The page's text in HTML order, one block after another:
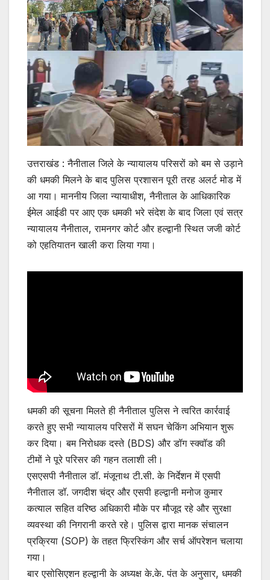
उत्तराखंड : नैनीताल जिले के न्यायालय परिसरों को बम से उड़ाने
की धमकी मिलने के बाद पुलिस प्रशासन पूरी तरह अलर्ट मोड में
आ गया। माननीय जिला न्यायाधीश, नैनीताल के आधिकारिक
ईमेल आईडी पर आए एक धमकी भरे संदेश के बाद जिला एवं सत्र
न्यायालय नैनीताल, रामनगर कोर्ट और हल्द्वानी स्थित जजी कोर्ट
को एहतियातन खाली करा लिया गया।
धमकी की सूचना मिलते ही नैनीताल पुलिस ने त्वरित कार्रवाई
करते हुए सभी न्यायालय परिसरों में सघन चेकिंग अभियान शुरू
कर दिया। बम निरोधक दस्ते (BDS) और डॉग स्क्वॉड की
टीमों ने पूरे परिसर की गहन तलाशी ली।
एसएसपी नैनीताल डॉ. मंजूनाथ टी.सी. के निर्देशन में एसपी
नैनीताल डॉ. जगदीश चंद्र और एसपी हल्द्वानी मनोज कुमार
कत्याल सहित वरिष्ठ अधिकारी मौके पर मौजूद रहे और सुरक्षा
व्यवस्था की निगरानी करते रहे। पुलिस द्वारा मानक संचालन
प्रक्रिया (SOP) के तहत फ्रिस्किंग और सर्च ऑपरेशन चलाया
गया।
बार एसोसिएशन हल्द्वानी के अध्यक्ष के.के. पंत के अनुसार, धमकी